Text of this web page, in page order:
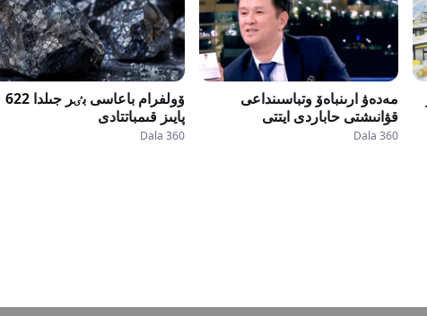
مەدەۋ ارىنباەۆ وتباسىنداعى
قۋانىشتى حاباردى ايتتى
Dala 360
ۆولفرام باعاسى بٸر جىلدا 622
پايىز قىمباتتادى
Dala 360